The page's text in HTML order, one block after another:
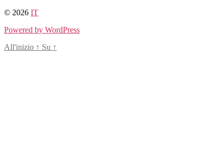
© 2026 IT
Powered by WordPress
All'inizio ↑ Su ↑